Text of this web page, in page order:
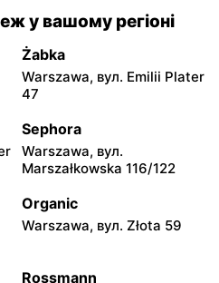
Żabka
Warszawa, вул. Żurawia 18
Żabka
104
Żabka
Żabka
73
у вашому регіоні
Żabka
Warszawa, вул. Emilii Plater
47
Sephora
Warszawa, вул.
Marszałkowska 116/122
Organic
Warszawa, вул. Złota 59
Rossmann